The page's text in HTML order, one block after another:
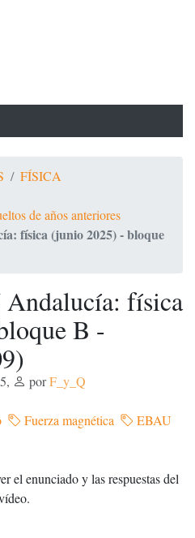
FÍSICA
de años anteriores
física (junio 2025) - bloque
física
B -
, porF_y_Q
Fuerza magnética
EBAU
el enunciado y las respuestas del